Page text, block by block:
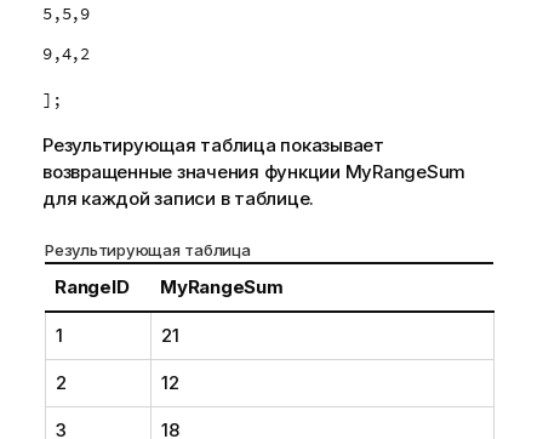
5,5,9
9,4,2
];
Результирующая таблица показывает
возвращенные значения функции MyRangeSum
для каждой записи в таблице.
Результирующая таблица
RangeID MyRangeSum
1 21
2 12
3 18